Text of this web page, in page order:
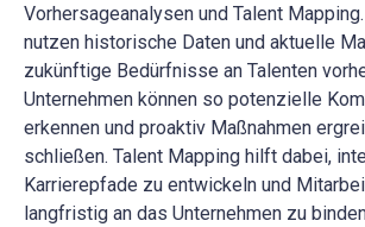
Vorhersageanalysen und Talent
nutzen historische Daten und aktuelle
zukünftige Bedürfnisse an Talenten
Unternehmen können so potenzielle
erkennen und proaktiv Maßnahmen
schließen. Talent Mapping hilft dabei,
Karrierepfade zu entwickeln und
langfristig an das Unternehmen zu